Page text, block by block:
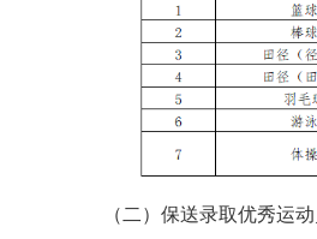
（二）保送录取优秀运